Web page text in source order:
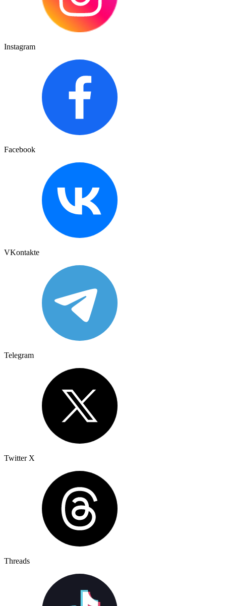
Instagram
Facebook
VKontakte
Telegram
Twitter X
Threads